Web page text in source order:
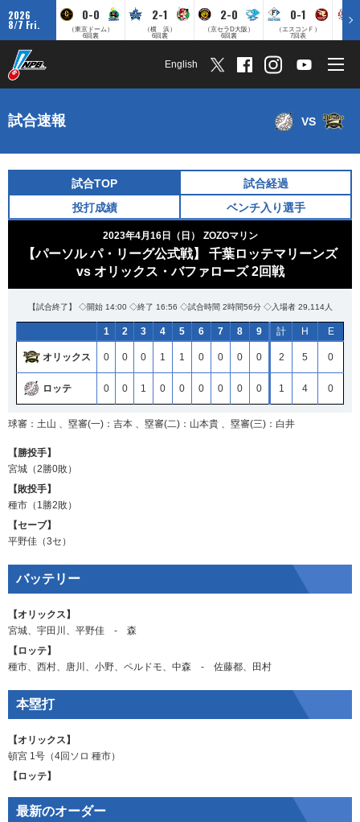
2026
8/7 Fri.
0-0
（東京ドーム）
6回裏
2-1
（横 浜）
6回裏
2-0
（京セラD大阪）
6回裏
0-1
（エスコンＦ）
7回表
English
試合速報 VS
試合TOP
試合経過
投打成績
ベンチ入り選手
2023年4月16日（日） ZOZOマリン
【パーソル パ・リーグ公式戦】 千葉ロッテマリーンズ
vs オリックス・バファローズ 2回戦
【試合終了】 ◇開始 14:00 ◇終了 16:56 ◇試合時間 2時間56分 ◇入場者 29,114人
1 2 3 4 5 6 7 8 9 計 H E
オリックス 0 0 0 1 1 0 0 0 0 2 5 0
ロッテ 0 0 1 0 0 0 0 0 0 1 4 0
球審：土山 、塁審(一)：吉本 、塁審(二)：山本貴 、塁審(三)：白井
【勝投手】
宮城 （2勝0敗）
【敗投手】
種市 （1勝2敗）
【セーブ】
平野佳 （3セ）
バッテリー
【オリックス】
宮城、 宇田川 、 平野佳 ‐ 森
【ロッテ】
種市、 西村、 唐川 、 小野、 ペルドモ、 中森 ‐ 佐藤都、 田村
本塁打
【オリックス】
頓宮 1号（4回ソロ 種市）
【ロッテ】
最新のオーダー